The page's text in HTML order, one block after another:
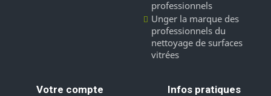
professionnels
Unger la marque des
professionnels du
nettoyage de surfaces
vitrées
Votre compte Infos pratiques